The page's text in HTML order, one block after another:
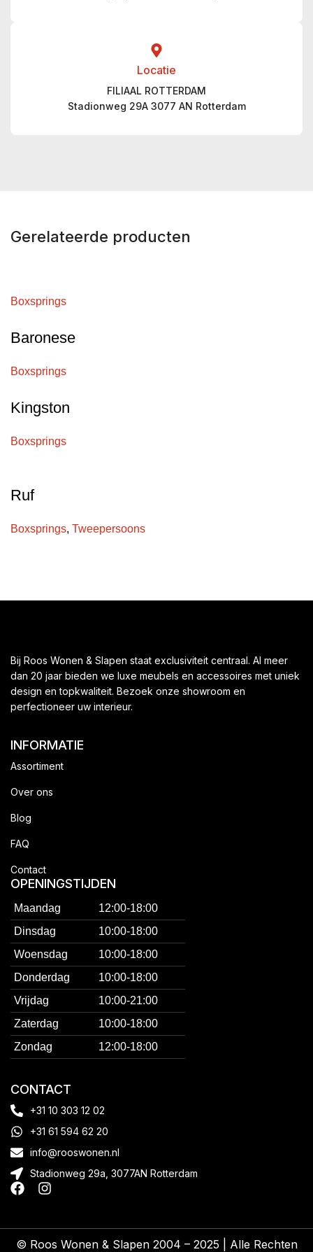
Locatie
FILIAAL ROTTERDAM
Stadionweg 29A 3077 AN Rotterdam
Gerelateerde producten
Boxsprings
Baronese
Boxsprings
Kingston
Boxsprings
Ruf
Boxsprings,Tweepersoons
Bij Roos Wonen & Slapen staat exclusiviteit centraal. Al meer
dan 20 jaar bieden we luxe meubels en accessoires met uniek
design en topkwaliteit. Bezoek onze showroom en
perfectioneer uw interieur.
INFORMATIE
Assortiment
Over ons
Blog
FAQ
Contact
OPENINGSTIJDEN
Maandag
12:00-18:00
Dinsdag
10:00-18:00
Woensdag
10:00-18:00
Donderdag
10:00-18:00
Vrijdag
10:00-21:00
Zaterdag
10:00-18:00
Zondag
12:00-18:00
CONTACT
+31 10 303 12 02
+31 61 594 62 20
info@rooswonen.nl
Stadionweg 29a, 3077AN Rotterdam
© Roos Wonen & Slapen 2004 – 2025 | Alle Rechten